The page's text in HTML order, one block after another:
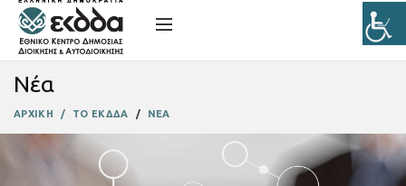
Νέα
ΑΡΧΙΚΗ ΤΟ ΕΚΔΔΑ ΝΕΑ